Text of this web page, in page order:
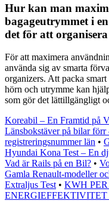
Hur kan man
bagageutrymmet i
det för att
För att maximera
använda sig av smarta
organizers. Att packa
hörn och utrymme kan
som gör det lättillgängligt
Koreabil – En Framtid på
Länsbokstäver på bilar
registreringsnummer län •
Hyundai Kona Test – En
Vad är Rails på en Bil? •
Gamla Renault-modeller
Extraljus Test• KWH